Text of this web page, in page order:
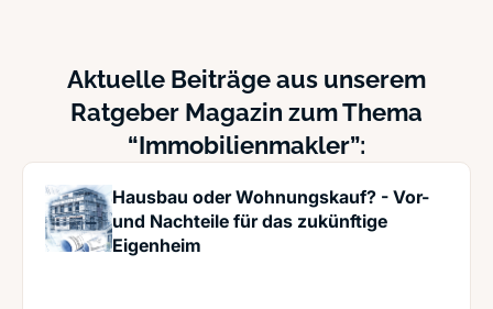
Aktuelle Beiträge aus unserem
Ratgeber Magazin zum Thema
“Immobilienmakler”:
Hausbau oder Wohnungskauf? - Vor-
und Nachteile für das zukünftige
Eigenheim